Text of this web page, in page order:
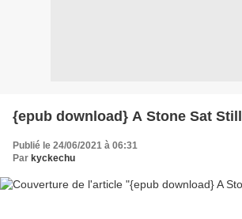
{epub download} A Stone Sat Still
Publié le 24/06/2021 à 06:31
Par kyckechu